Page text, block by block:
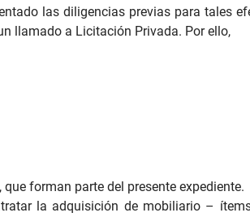
las diligencias previas para tales
llamado a Licitación Privada. Por ello,
forman parte del presente expediente.
la adquisición de mobiliario –